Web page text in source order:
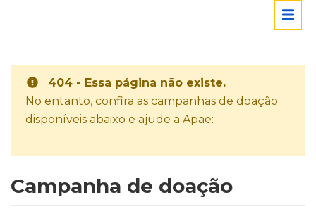
404 - Essa página não existe.
No entanto, confira as campanhas de doação
disponíveis abaixo e ajude a Apae:
Campanha de doação